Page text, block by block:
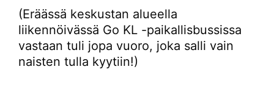
(Eräässä keskustan alueella
liikennöivässä Go KL -paikallisbussissa
vastaan tuli jopa vuoro, joka salli vain
naisten tulla kyytiin!)